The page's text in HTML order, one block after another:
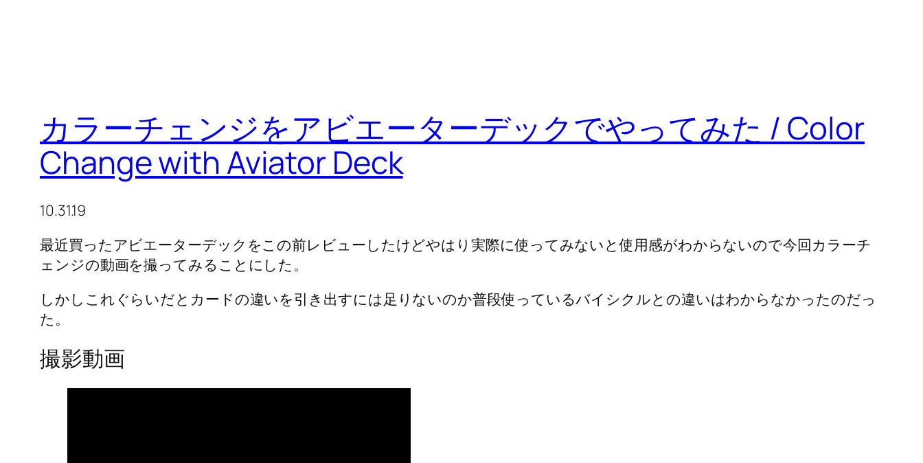
カラーチェンジをアビエーターデックでやってみた / Color
Change with Aviator Deck
10.31.19
最近買ったアビエーターデックをこの前レビューしたけどやはり実際に使ってみないと使用感がわからないので今回カラーチ
ェンジの動画を撮ってみることにした。
しかしこれぐらいだとカードの違いを引き出すには足りないのか普段使っているバイシクルとの違いはわからなかったのだっ
た。
撮影動画